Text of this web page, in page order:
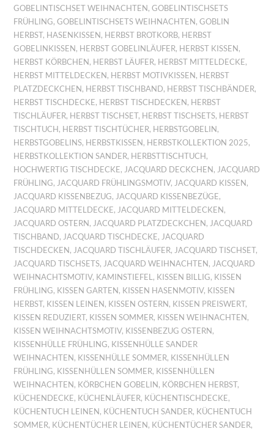
GOBELINTISCHSET WEIHNACHTEN,GOBELINTISCHSETS
FRÜHLING,GOBELINTISCHSETS WEIHNACHTEN,GOBLIN
HERBST, HASENKISSEN, HERBST BROTKORB, HERBST
GOBELINKISSEN, HERBST GOBELINLÄUFER, HERBST KISSEN,
HERBST KÖRBCHEN, HERBST LÄUFER, HERBST MITTELDECKE,
HERBST MITTELDECKEN, HERBST MOTIVKISSEN, HERBST
PLATZDECKCHEN, HERBST TISCHBAND, HERBST TISCHBÄNDER,
HERBST TISCHDECKE, HERBST TISCHDECKEN, HERBST
TISCHLÄUFER, HERBST TISCHSET, HERBST TISCHSETS, HERBST
TISCHTUCH, HERBST TISCHTÜCHER, HERBSTGOBELIN,
HERBSTGOBELINS, HERBSTKISSEN, HERBSTKOLLEKTION 2025,
HERBSTKOLLEKTION SANDER, HERBSTTISCHTUCH,
HOCHWERTIG TISCHDECKE, JACQUARD DECKCHEN, JACQUARD
FRÜHLING, JACQUARD FRÜHLINGSMOTIV, JACQUARD KISSEN,
JACQUARD KISSENBEZUG, JACQUARD KISSENBEZÜGE,
JACQUARD MITTELDECKE, JACQUARD MITTELDECKEN,
JACQUARD OSTERN, JACQUARD PLATZDECKCHEN, JACQUARD
TISCHBAND, JACQUARD TISCHDECKE, JACQUARD
TISCHDECKEN, JACQUARD TISCHLÄUFER, JACQUARD TISCHSET,
JACQUARD TISCHSETS, JACQUARD WEIHNACHTEN, JACQUARD
WEIHNACHTSMOTIV, KAMINSTIEFEL , KISSEN BILLIG, KISSEN
FRÜHLING, KISSEN GARTEN, KISSEN HASENMOTIV, KISSEN
HERBST, KISSEN LEINEN, KISSEN OSTERN, KISSEN PREISWERT,
KISSEN REDUZIERT, KISSEN SOMMER, KISSEN WEIHNACHTEN,
KISSEN WEIHNACHTSMOTIV, KISSENBEZUG OSTERN,
KISSENHÜLLE FRÜHLING, KISSENHÜLLE SANDER
WEIHNACHTEN, KISSENHÜLLE SOMMER, KISSENHÜLLEN
FRÜHLING, KISSENHÜLLEN SOMMER, KISSENHÜLLEN
WEIHNACHTEN, KÖRBCHEN GOBELIN, KÖRBCHEN HERBST,
KÜCHENDECKE, KÜCHENLÄUFER, KÜCHENTISCHDECKE,
KÜCHENTUCH LEINEN, KÜCHENTUCH SANDER, KÜCHENTUCH
SOMMER, KÜCHENTÜCHER LEINEN, KÜCHENTÜCHER SANDER,